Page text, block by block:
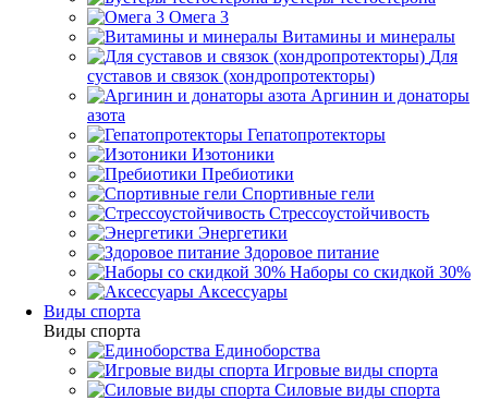
Омега 3
Витамины и минералы
Для
суставов и связок (хондропротекторы)
Аргинин и донаторы
азота
Гепатопротекторы
Изотоники
Пребиотики
Спортивные гели
Стрессоустойчивость
Энергетики
Здоровое питание
Наборы со скидкой 30%
Аксессуары
Виды спорта
Виды спорта
Единоборства
Игровые виды спорта
Силовые виды спорта